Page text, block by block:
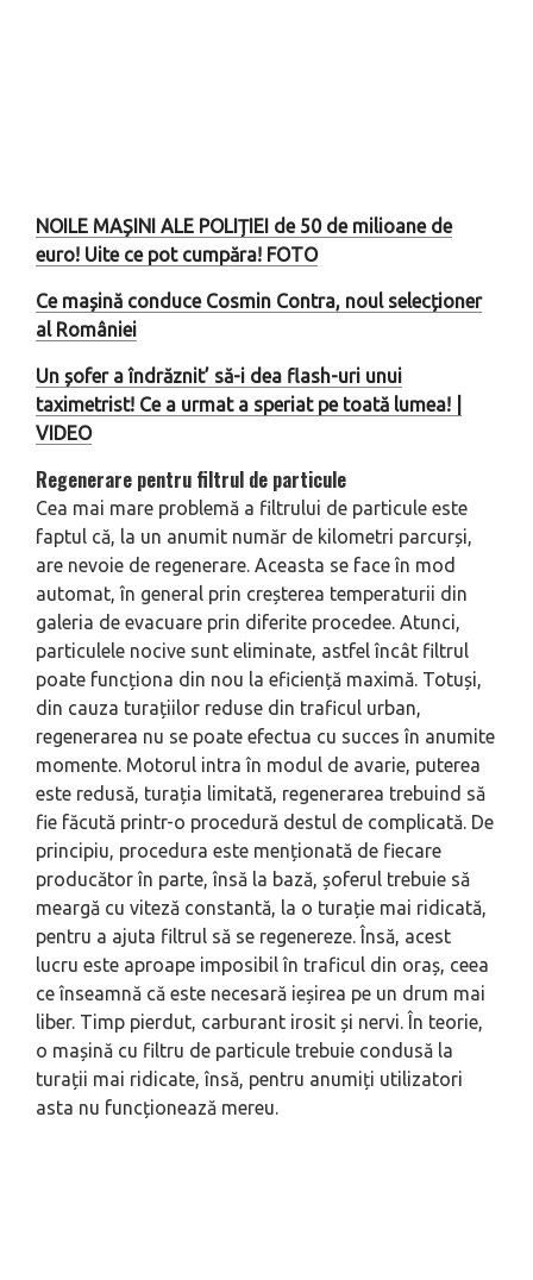
NOILE MAȘINI ALE POLIȚIEI de 50 de milioane de
euro! Uite ce pot cumpăra! FOTO
Ce mașină conduce Cosmin Contra, noul selecționer
al României
Un șofer a îndrăznit’ să-i dea flash-uri unui
taximetrist! Ce a urmat a speriat pe toată lumea! |
VIDEO
Regenerare pentru filtrul de particule
Cea mai mare problemă a filtrului de particule este
faptul că, la un anumit număr de kilometri parcurși,
are nevoie de regenerare. Aceasta se face în mod
automat, în general prin creșterea temperaturii din
galeria de evacuare prin diferite procedee. Atunci,
particulele nocive sunt eliminate, astfel încât filtrul
poate funcționa din nou la eficiență maximă. Totuși,
din cauza turațiilor reduse din traficul urban,
regenerarea nu se poate efectua cu succes în anumite
momente. Motorul intra în modul de avarie, puterea
este redusă, turația limitată, regenerarea trebuind să
fie făcută printr-o procedură destul de complicată. De
principiu, procedura este menționată de fiecare
producător în parte, însă la bază, șoferul trebuie să
meargă cu viteză constantă, la o turație mai ridicată,
pentru a ajuta filtrul să se regenereze. Însă, acest
lucru este aproape imposibil în traficul din oraș, ceea
ce înseamnă că este necesară ieșirea pe un drum mai
liber. Timp pierdut, carburant irosit și nervi. În teorie,
o mașină cu filtru de particule trebuie condusă la
turații mai ridicate, însă, pentru anumiți utilizatori
asta nu funcționează mereu.